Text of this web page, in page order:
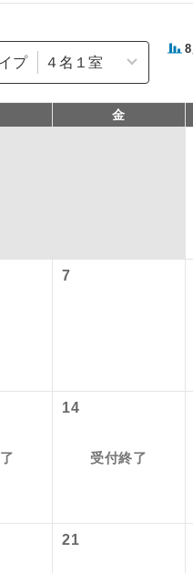
プ
8
金
7
14
受付終了
21
駅）まで添乗員が
があります。
遺産を訪ねるコー